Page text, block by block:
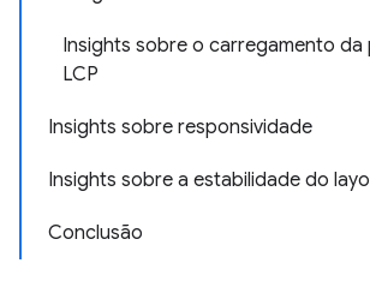
Insights sobre o carregamento da
LCP
Insights sobre responsividade
Insights sobre a estabilidade do
Conclusão